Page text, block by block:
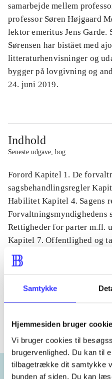
Samtykke
Hjemmesiden bruger
Vi bruger cookies til
brugervenlighed. Du kan til
tilbagetrække dit samtykke
bunden af siden. Du kan
samarbejde mellem
professor Søren Højgaard
lektor emeritus Jens Garde.
Sørensen har bistået med
litteraturhenvisninger og
bygger på lovgivning og
24. juni 2019.
Indhold
Seneste udgave, bog
Forord Kapitel 1. De
sagsbehandlingsregler
Habilitet Kapitel 4. Sagens
Forvaltningsmyndighedens
Rettigheder for parter m.fl.
Kapitel 7. Offentlighed og
Sagens afgørelse Kapitel 9.
klagevejledning Kapitel 10.
sagsbehandlingsfejl
Ombudsmandsudtalelser